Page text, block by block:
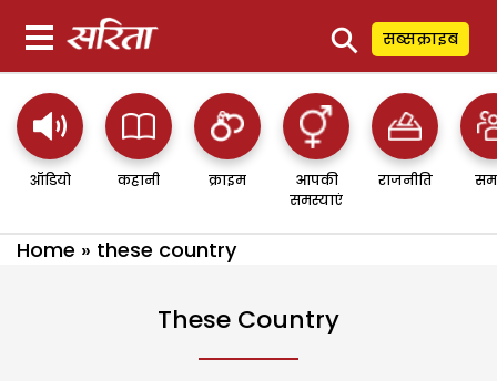
⚲ सब्सक्राइब
ऑडियो कहानी क्राइम
आपकी
समस्याएं
राजनीति
Home » these country
These Country